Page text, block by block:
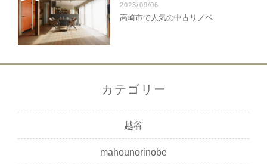
2023/09/06
高崎市で人気の中古リノベ
カテゴリー
越谷
mahounorinobe